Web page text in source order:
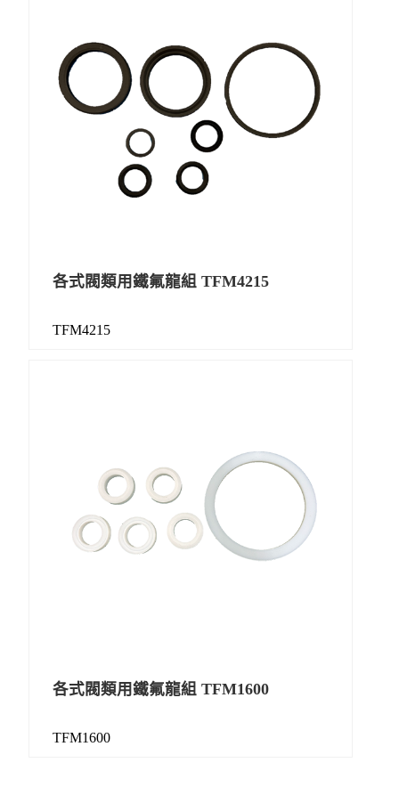
各式閥類用鐵氟龍組 TFM4215
TFM4215
各式閥類用鐵氟龍組 TFM1600
TFM1600